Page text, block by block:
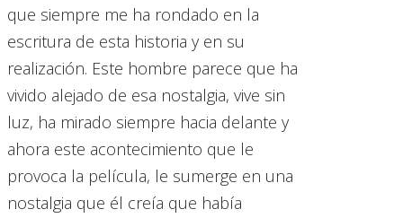
que siempre me ha rondado en la
escritura de esta historia y en su
realización. Este hombre parece que ha
vivido alejado de esa nostalgia, vive sin
luz, ha mirado siempre hacia delante y
ahora este acontecimiento que le
provoca la película, le sumerge en una
nostalgia que él creía que había